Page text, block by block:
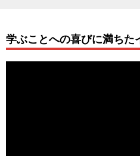
学ぶことへの喜びに満ちた